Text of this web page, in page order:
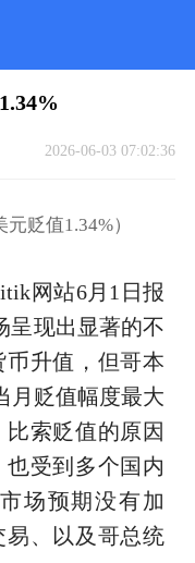
2026-06-03 07:02:36
贬值1.34%）
网站6月1日报
呈现出显著的不
升值，但哥本
月贬值幅度最大
索贬值的原因
受到多个国内
场预期没有加
易、以及哥总统